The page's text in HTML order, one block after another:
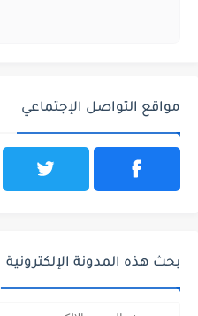
مواقع التواصل الإجتماعي
بحث هذه المدونة الإلكترونية